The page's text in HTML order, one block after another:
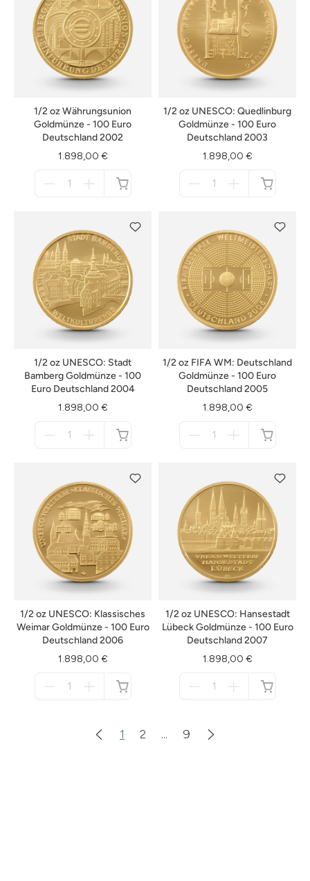
1/2 oz Währungsunion
Goldmünze - 100 Euro
Deutschland 2002
1.898,00 €
1/2 oz UNESCO: Quedlinburg
Goldmünze - 100 Euro
Deutschland 2003
1.898,00 €
1/2 oz UNESCO: Stadt
Bamberg Goldmünze - 100
Euro Deutschland 2004
1.898,00 €
1/2 oz FIFA WM: Deutschland
Goldmünze - 100 Euro
Deutschland 2005
1.898,00 €
1/2 oz UNESCO: Klassisches
Weimar Goldmünze - 100 Euro
Deutschland 2006
1.898,00 €
1/2 oz UNESCO: Hansestadt
Lübeck Goldmünze - 100 Euro
Deutschland 2007
1.898,00 €
1 2 ... 9